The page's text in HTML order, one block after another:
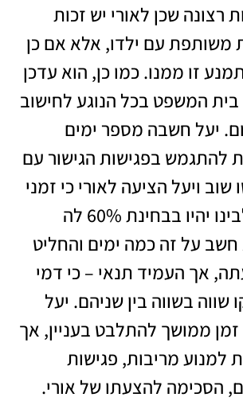
רצונה שכן לאורי יש זכות
משותפת עם ילדו, אלא אם כן
זו ממנו. כמו כן, הוא עדכן
המשפט בכל הנוגע לחישוב
יעל חשבה מספר ימים
להתגמש בפגישות הגישור עם
שוב ויעל הציעה לאורי כי זמני
השהות בינה לבינו יהיו בבחינת 60% לה
הוא חשב על זה כמה ימים והחליט
אך העמיד תנאי – כי דמי
שווה בשווה בין שניהם. יעל
ממושך להתלבט בעניין, אך
למנוע מריבות, פגישות
הסכימה להצעתו של אורי.